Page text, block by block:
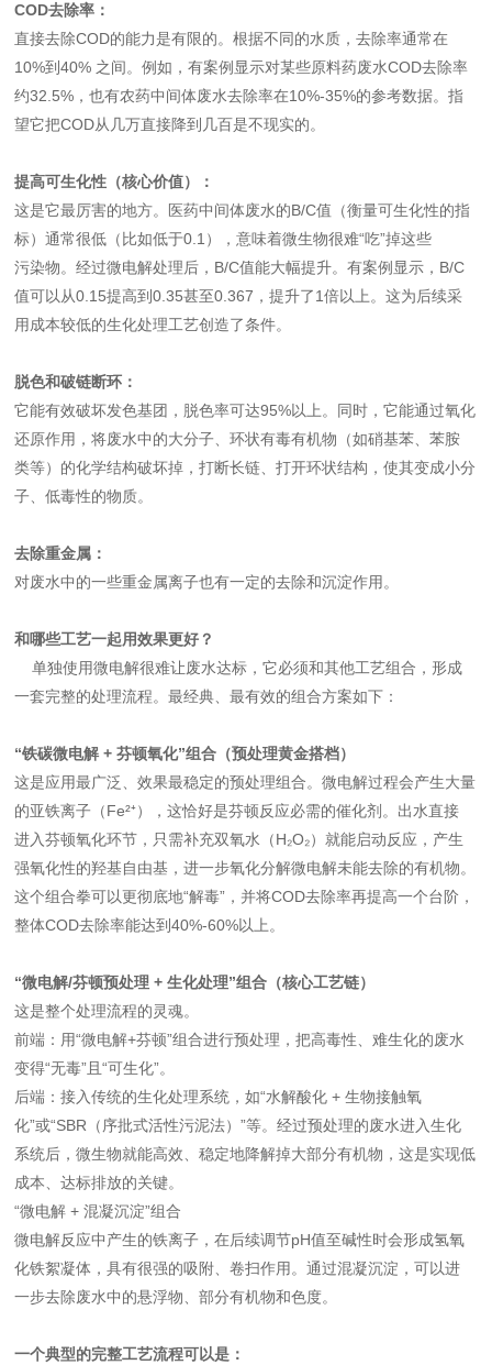
‌COD去除率‌：
直接去除COD的能力是有限的。根据不同的水质，去除率通常在‌
10%到40%‌ 之间。例如，有案例显示对某些原料药废水COD去除率
约32.5%，也有农药中间体废水去除率在10%-35%的参考数据。指
望它把COD从几万直接降到几百是不现实的。
提高可生化性（核心价值）‌：
这是它最厉害的地方。医药中间体废水的B/C值（衡量可生化性的指
标）通常很低（比如低于0.1），意味着微生物很难“吃”掉这些
污染物。经过微电解处理后，B/C值能‌大幅提升‌。有案例显示，B/C
值可以从0.15提高到0.35甚至0.367，提升了1倍以上。这为后续采
用成本较低的生化处理工艺创造了条件。
脱色和破链断环‌：
它能有效破坏发色基团，脱色率可达95%以上。同时，它能通过氧化
还原作用，将废水中的大分子、环状有毒有机物（如硝基苯、苯胺
类等）的化学结构破坏掉，打断长链、打开环状结构，使其变成小分
子、低毒性的物质。
去除重金属‌：
对废水中的一些重金属离子也有一定的去除和沉淀作用。
‌和哪些工艺一起用效果更好？‌
单独使用微电解很难让废水达标，它必须和其他工艺组合，形成
一套完整的处理流程。最经典、最有效的组合方案如下：
“铁碳微电解 + 芬顿氧化”组合（预处理黄金搭档）‌
这是应用最广泛、效果最稳定的预处理组合。微电解过程会产生大量
的亚铁离子（Fe²⁺），这恰好是芬顿反应必需的催化剂。出水直接
进入芬顿氧化环节，只需补充双氧水（H₂O₂）就能启动反应，产生
强氧化性的羟基自由基，进一步氧化分解微电解未能去除的有机物。
这个组合拳可以更彻底地“解毒”，并将COD去除率再提高一个台阶，
整体COD去除率能达到40%-60%以上。
“微电解/芬顿预处理 + 生化处理”组合（核心工艺链）‌
这是整个处理流程的灵魂。
‌前端‌：用“微电解+芬顿”组合进行预处理，把高毒性、难生化的废水
变得“无毒”且“可生化”。
‌后端‌：接入传统的生化处理系统，如“‌水解酸化 + 生物接触氧
化‌”或“‌SBR（序批式活性污泥法）‌”等。经过预处理的废水进入生化
系统后，微生物就能高效、稳定地降解掉大部分有机物，这是实现低
成本、达标排放的关键。
‌“微电解 + 混凝沉淀”组合‌
微电解反应中产生的铁离子，在后续调节pH值至碱性时会形成氢氧
化铁絮凝体，具有很强的吸附、卷扫作用。通过混凝沉淀，可以进
一步去除废水中的悬浮物、部分有机物和色度。
‌一个典型的完整工艺流程可以是：‌